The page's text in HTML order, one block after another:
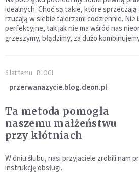
idealnych. Choć są takie, które
rzucają w siebie talerzami codziennie. Nie
perfekcyjne, tak jak nie ma wśród nas
grzeszymy, błądzimy, za dużo
6 lat temu BLOGI
przerwanazycie.blog.deon.pl
Ta metoda pomogła
naszemu małżeństwu
przy kłótniach
W dniu ślubu, nasi przyjaciele zrobili nam
instrukcję obsługi.